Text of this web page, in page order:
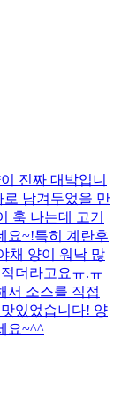
진짜 대박입니
로 남겨두었을 만
훅 나는데 고기
요~!특히 계란후
채 양이 워낙 많
더라고요ㅠ.ㅠ
서 소스를 직접
있었습니다! 양
요~^^